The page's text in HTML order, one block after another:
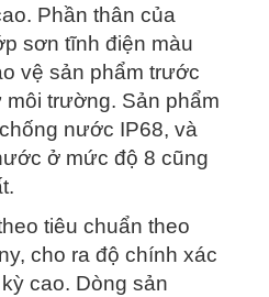
Phần thân của
sơn tĩnh điện màu
vệ sản phẩm trước
trường. Sản phẩm
nước IP68, và
ở mức độ 8 cũng
tiêu chuẩn theo
cho ra độ chính xác
cao. Dòng sản